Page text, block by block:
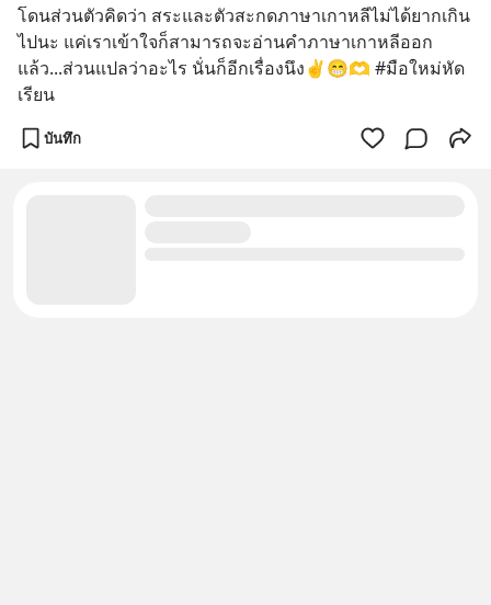
โดนส่วนตัวคิดว่า สระและตัวสะกดภาษาเกาหลีไม่ได้ยากเกิน
ไปนะ แค่เราเข้าใจก็สามารถจะอ่านคำภาษาเกาหลีออก
แล้ว...ส่วนแปลว่าอะไร นั่นก็อีกเรื่องนึง✌️😁🫶 #มือใหม่หัด
เรียน
บันทึก